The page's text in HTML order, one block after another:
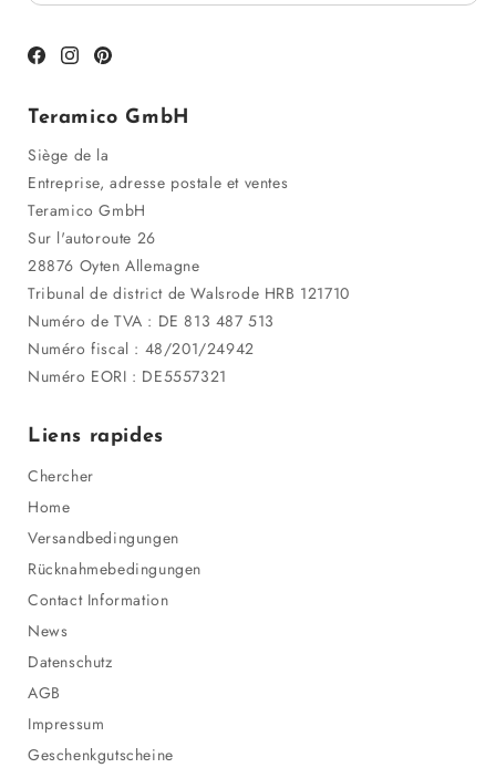
Facebook
InstagramPinterest
Teramico GmbH
Siège de la
Entreprise, adresse postale et ventes
Teramico GmbH
Sur l'autoroute 26
28876 Oyten Allemagne
Tribunal de district de Walsrode HRB 121710
Numéro de TVA : DE 813 487 513
Numéro fiscal : 48/201/24942
Numéro EORI : DE5557321
Liens rapides
Chercher
Home
Versandbedingungen
Rücknahmebedingungen
Contact Information
News
Datenschutz
AGB
Impressum
Geschenkgutscheine